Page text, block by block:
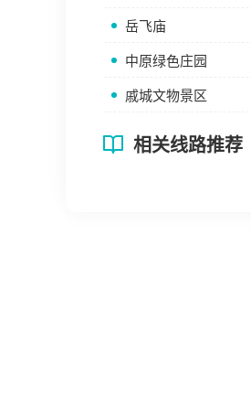
岳飞庙
中原绿色庄园
戚城文物景区
相关线路推荐